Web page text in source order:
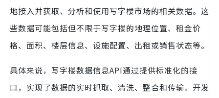
地接入并获取、分析和使用写字楼市场的相关数据。这
些数据可能包括但不限于写字楼的地理位置、租金价
格、面积、楼层信息、设施配置、出租或销售状态等。
具体来说，写字楼数据信息API通过提供标准化的接
口，实现了数据的实时抓取、清洗、整合和传输。开发